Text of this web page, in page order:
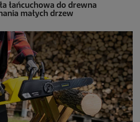
łańcuchowa do drewna
małych drzew